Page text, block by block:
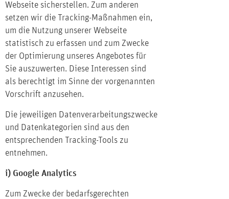
Webseite sicherstellen. Zum anderen
setzen wir die Tracking-Maßnahmen ein,
um die Nutzung unserer Webseite
statistisch zu erfassen und zum Zwecke
der Optimierung unseres Angebotes für
Sie auszuwerten. Diese Interessen sind
als berechtigt im Sinne der vorgenannten
Vorschrift anzusehen.
Die jeweiligen Datenverarbeitungszwecke
und Datenkategorien sind aus den
entsprechenden Tracking-Tools zu
entnehmen.
i) Google Analytics
Zum Zwecke der bedarfsgerechten